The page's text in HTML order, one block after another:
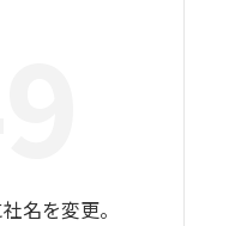
名を変更。